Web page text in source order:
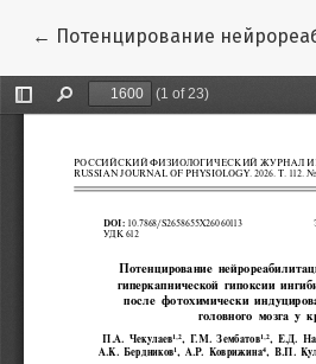
← Вернуться к Подробностям
Потенцирование